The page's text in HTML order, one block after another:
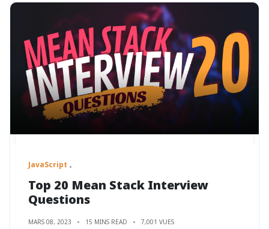
JavaScript
Top 20 Mean Stack Interview
Questions
MARS 08, 2023 15 MINS READ 7,001 VUES